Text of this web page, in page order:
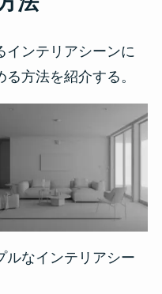
インテリアシーンに
方法を紹介する。
ルなインテリアシー